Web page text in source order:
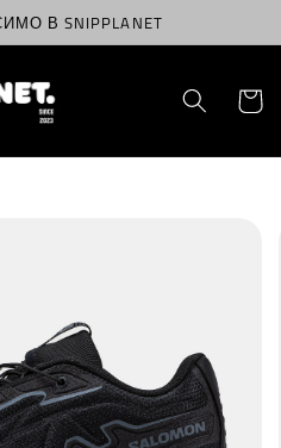
В SNIPPLANET